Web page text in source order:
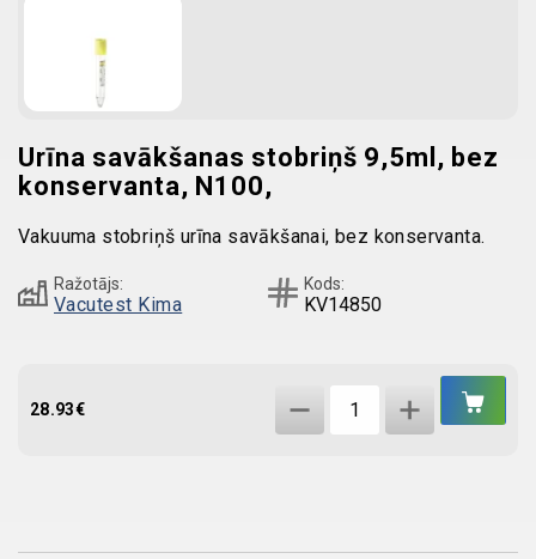
Urīna savākšanas stobriņš 9,5ml, bez
konservanta, N100,
Vakuuma stobriņš urīna savākšanai, bez konservanta.
Ražotājs:
Vacutest Kima
Kods:
KV14850
28.93€
konservanta,